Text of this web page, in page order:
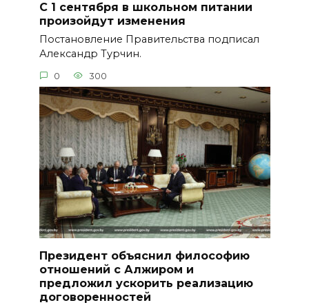
С 1 сентября в школьном питании
произойдут изменения
Постановление Правительства подписал
Александр Турчин.
0 300
Президент объяснил философию
отношений с Алжиром и
предложил ускорить реализацию
договоренностей